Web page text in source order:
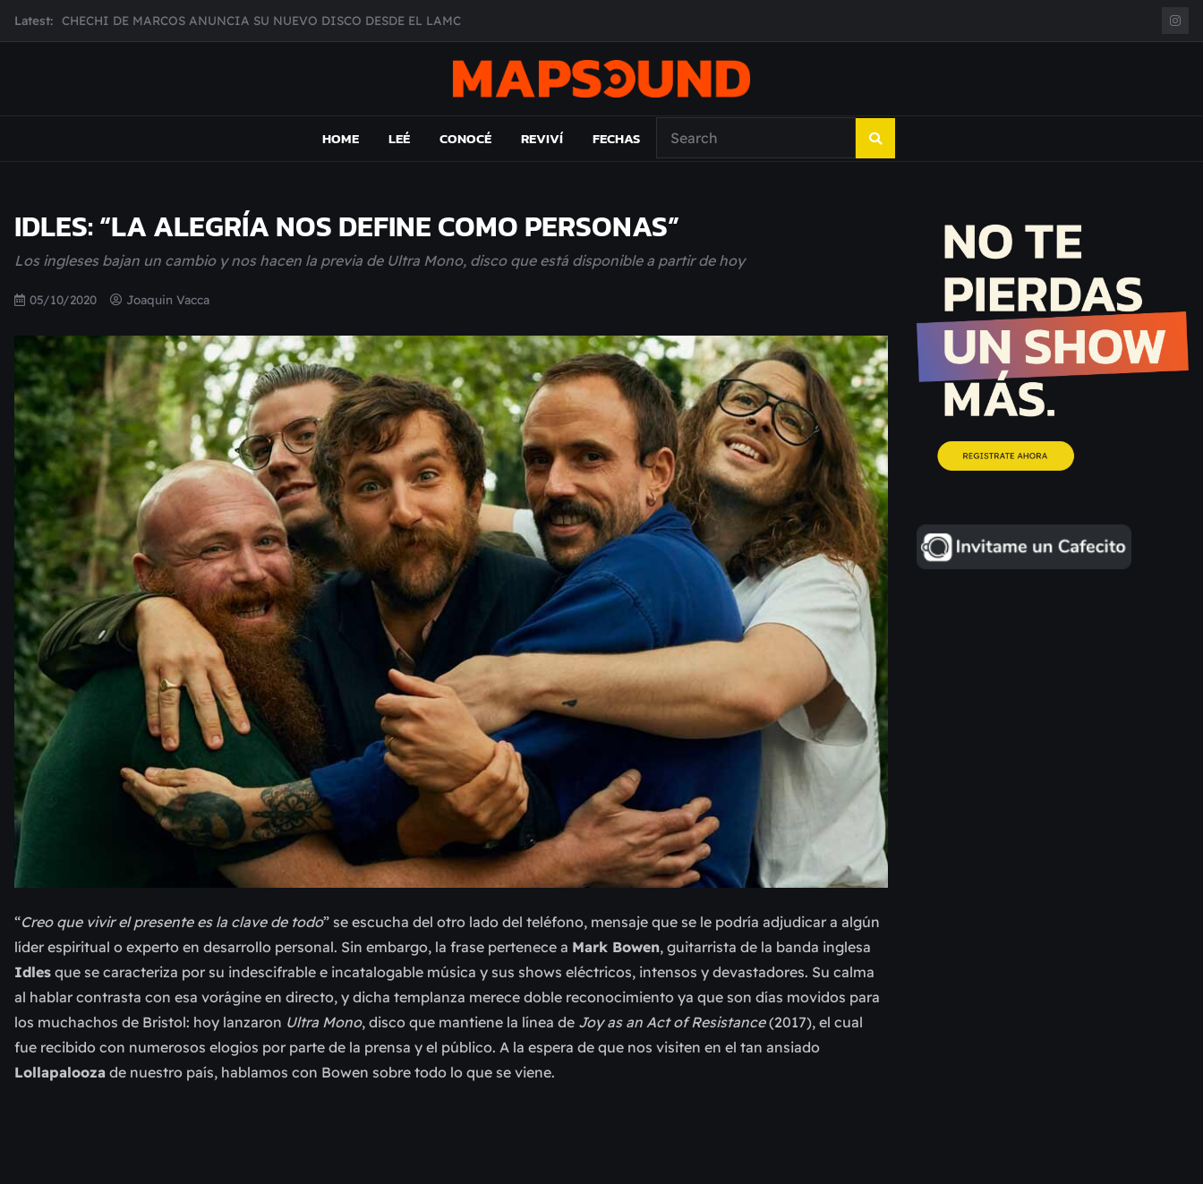
Latest:
MUJER CEBRA PRESENTA INHIBIDOR, UNA FOTOGRAFÍA DE ÉPOCA EN FORMA DE DISCO
HOME LEÉ CONOCÉ REVIVÍ FECHAS
IDLES: “LA ALEGRÍA NOS DEFINE COMO PERSONAS”
Los ingleses bajan un cambio y nos hacen la previa de Ultra Mono, disco que está disponible a partir de hoy
05/10/2020 Joaquin Vacca
“Creo que vivir el presente es la clave de todo” se escucha del otro lado del teléfono, mensaje que se le podría adjudicar a algún
líder espiritual o experto en desarrollo personal. Sin embargo, la frase pertenece a Mark Bowen, guitarrista de la banda inglesa
Idles que se caracteriza por su indescifrable e incatalogable música y sus shows eléctricos, intensos y devastadores. Su calma
al hablar contrasta con esa vorágine en directo, y dicha templanza merece doble reconocimiento ya que son días movidos para
los muchachos de Bristol: hoy lanzaron Ultra Mono, disco que mantiene la línea de Joy as an Act of Resistance(2017), el cual
fue recibido con numerosos elogios por parte de la prensa y el público. A la espera de que nos visiten en el tan ansiado
Lollapalooza de nuestro país, hablamos con Bowen sobre todo lo que se viene.